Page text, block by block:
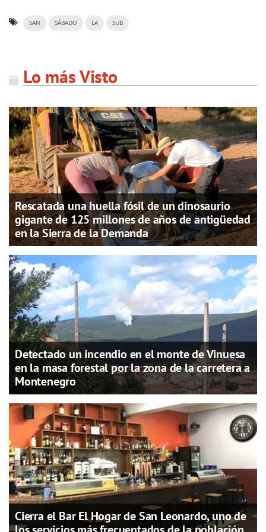
SAN SÁBADO LA SUB
Lo más Visto
Rescatada una huella fósil de un dinosaurio
gigante de 125 millones de años de antigüedad
en la Sierra de la Demanda
Detectado un incendio en el monte de Vinuesa
en la masa forestal por la zona de la carretera a
Montenegro
Cierra el Bar El Hogar de San Leonardo, uno de